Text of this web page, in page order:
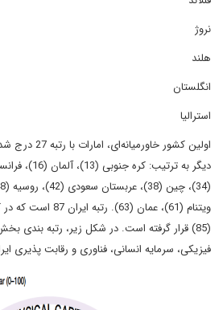
نروژ
هلند
انگلستان
استرالیا
اولین کشور
(85) قرار گرفته است. در شکل زیر، رتبه ­بندی
فیزیکی، سرمایه انسانی، فناوری و رقابت پذیری